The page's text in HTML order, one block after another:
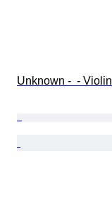
Unknown -  - Violin